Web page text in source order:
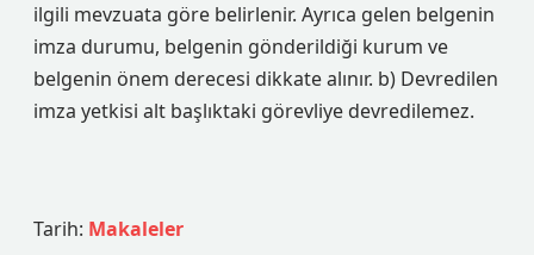
ilgili mevzuata göre belirlenir. Ayrıca gelen belgenin
imza durumu, belgenin gönderildiği kurum ve
belgenin önem derecesi dikkate alınır. b) Devredilen
imza yetkisi alt başlıktaki görevliye devredilemez.
Tarih: Makaleler